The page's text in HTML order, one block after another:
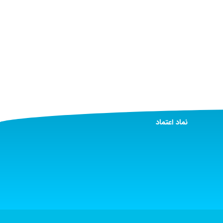
نماد اعتماد